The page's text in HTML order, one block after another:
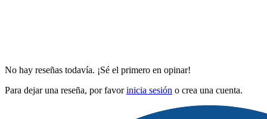
No hay reseñas todavía. ¡Sé el primero en opinar!
Para dejar una reseña, por favorinicia sesión o crea una cuenta.